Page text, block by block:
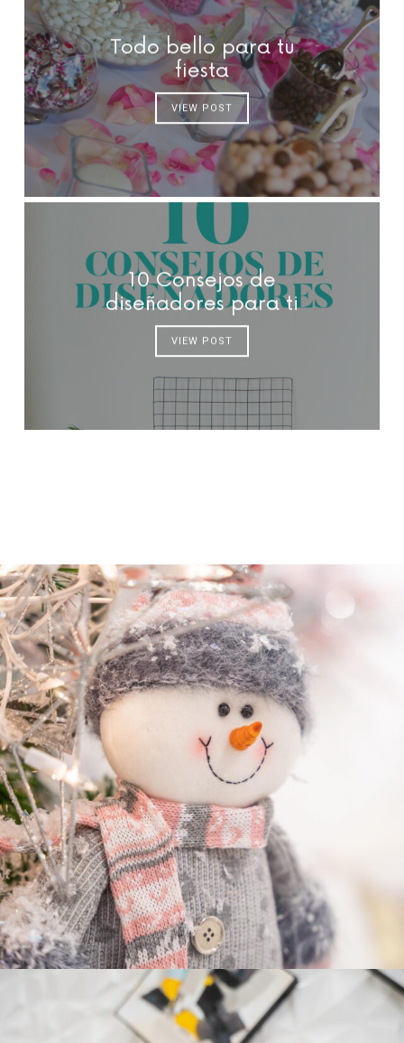
Todo bello para tu
fiesta
VIEW POST
10 Consejos de
diseñadores para ti
VIEW POST